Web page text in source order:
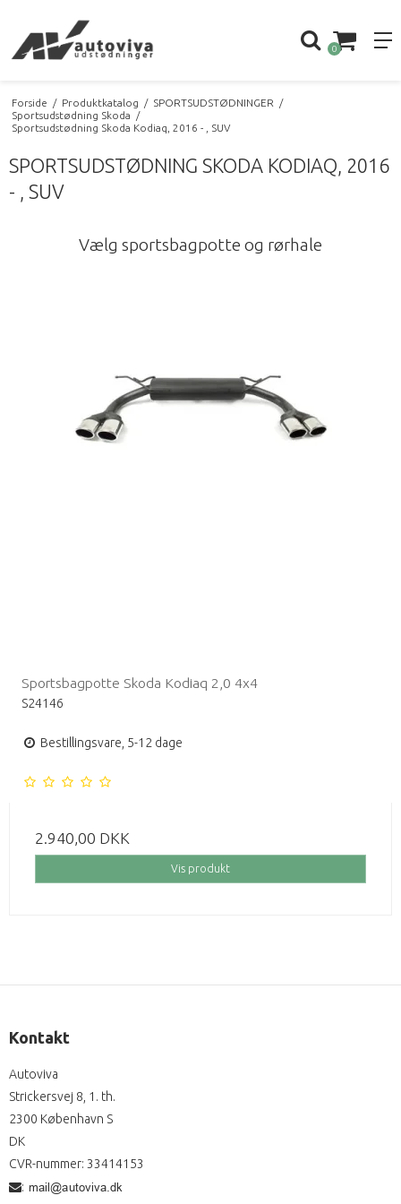
0
Forside / Produktkatalog / SPORTSUDSTØDNINGER
/
Sportsudstødning Skoda
/
Sportsudstødning Skoda Kodiaq, 2016 - , SUV
SPORTSUDSTØDNING SKODA KODIAQ, 2016
- , SUV
Vælg sportsbagpotte og rørhale
Sportsbagpotte Skoda Kodiaq 2,0 4x4
S24146
Bestillingsvare, 5-12 dage
2.940,00 DKK
Vis produkt
Kontakt
Autoviva
Strickersvej 8, 1. th.
2300 København S
DK
CVR-nummer: 33414153
: